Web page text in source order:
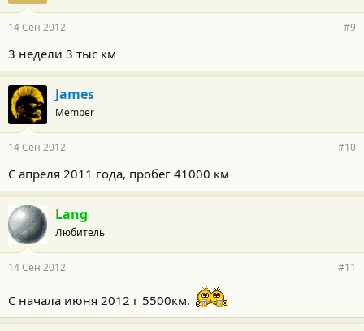
14 Сен 2012 #9
3 недели 3 тыс км
James
Member
14 Сен 2012 #10
С апреля 2011 года, пробег 41000 км
Lang
Любитель
14 Сен 2012 #11
C начала июня 2012 г 5500км.